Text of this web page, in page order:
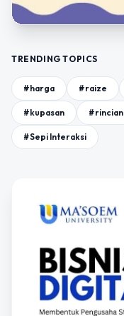
TRENDING TOPICS
#harga #raize
#kupasan #rincian
#Sepi Interaksi